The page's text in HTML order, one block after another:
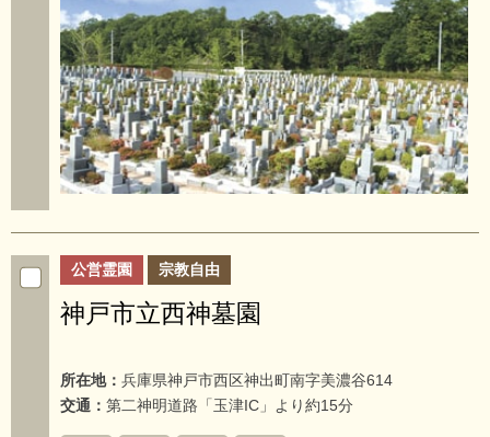
公営霊園 宗教自由
神戸市立西神墓園
所在地： 兵庫県神戸市西区神出町南字美濃谷614
交通： 第二神明道路「玉津IC」より約15分